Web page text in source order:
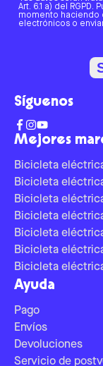
Mejores
Bicicleta
Bicicleta
Bicicleta
Bicicleta
Bicicleta
Bicicleta
Bicicleta
Ayuda
Pago
Envíos
Devoluciones
Servicio de
Art. 6.1 a) del
momento haciendo
electrónicos o
Síguenos